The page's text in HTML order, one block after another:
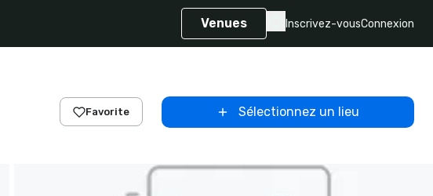
Venues Inscrivez-vousConnexion
Favorite Sélectionnez un lieu